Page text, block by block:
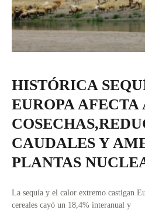
HISTÓRICA
EUROPA AFECTA
CAUDALES Y
PLANTAS
La sequía y el calor extremo castigan
cereales cayó un 18,4% interanual y